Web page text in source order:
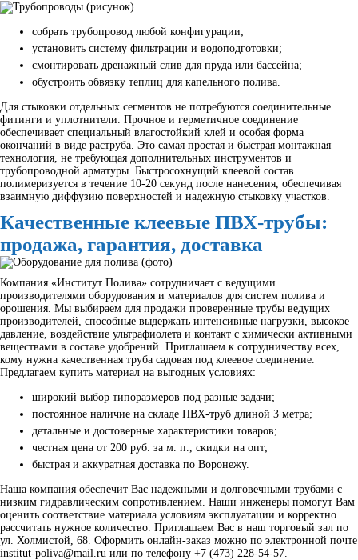
собрать трубопровод любой конфигурации;
установить систему фильтрации и водоподготовки;
смонтировать дренажный слив для пруда или бассейна;
обустроить обвязку теплиц для капельного полива.
Для стыковки отдельных сегментов не потребуются соединительные
фитинги и уплотнители. Прочное и герметичное соединение
обеспечивает специальный влагостойкий клей и особая форма
окончаний в виде раструба. Это самая простая и быстрая монтажная
технология, не требующая дополнительных инструментов и
трубопроводной арматуры. Быстросохнущий клеевой состав
полимеризуется в течение 10-20 секунд после нанесения, обеспечивая
взаимную диффузию поверхностей и надежную стыковку участков.
Качественные клеевые ПВХ-трубы:
продажа, гарантия, доставка
Компания «Институт Полива» сотрудничает с ведущими
производителями оборудования и материалов для систем полива и
орошения. Мы выбираем для продажи проверенные трубы ведущих
производителей, способные выдержать интенсивные нагрузки, высокое
давление, воздействие ультрафиолета и контакт с химически активными
веществами в составе удобрений. Приглашаем к сотрудничеству всех,
кому нужна качественная труба садовая под клеевое соединение.
Предлагаем купить материал на выгодных условиях:
широкий выбор типоразмеров под разные задачи;
постоянное наличие на складе ПВХ-труб длиной 3 метра;
детальные и достоверные характеристики товаров;
честная цена от 200 руб. за м. п., скидки на опт;
быстрая и аккуратная доставка по Воронежу.
Наша компания обеспечит Вас надежными и долговечными трубами с
низким гидравлическим сопротивлением. Наши инженеры помогут Вам
оценить соответствие материала условиям эксплуатации и корректно
рассчитать нужное количество. Приглашаем Вас в наш торговый зал по
ул. Холмистой, 68. Оформить онлайн-заказ можно по электронной почте
institut-poliva@mail.ru или по телефону +7 (473) 228-54-57.